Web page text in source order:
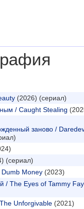
(2026) (сериал)
/ Caught Stealing
заново /
(сериал)
Money (2023)
/ The Eyes of Tammy
Unforgivable (2021)